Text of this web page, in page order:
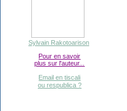
Sylvain Rakotoarison
Pour en savoir
plus sur l'auteur...
Email en tiscali
ou respublica ?